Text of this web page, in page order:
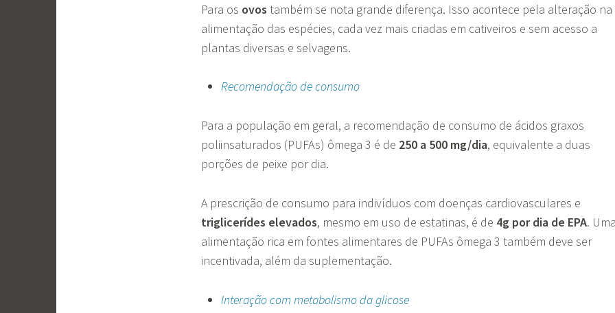
Para os ovos também se nota grande diferença. Isso acontece pela alteração na
alimentação das espécies, cada vez mais criadas em cativeiros e sem acesso a
plantas diversas e selvagens.
Recomendação de consumo
Para a população em geral, a recomendação de consumo de ácidos graxos
poliinsaturados (PUFAs) ômega 3 é de 250 a 500 mg/dia, equivalente a duas
porções de peixe por dia.
A prescrição de consumo para indivíduos com doenças cardiovasculares e
triglicerídes elevados, mesmo em uso de estatinas, é de 4g por dia de EPA.
alimentação rica em fontes alimentares de PUFAs ômega 3 também deve ser
incentivada, além da suplementação.
Interação com metabolismo da glicose